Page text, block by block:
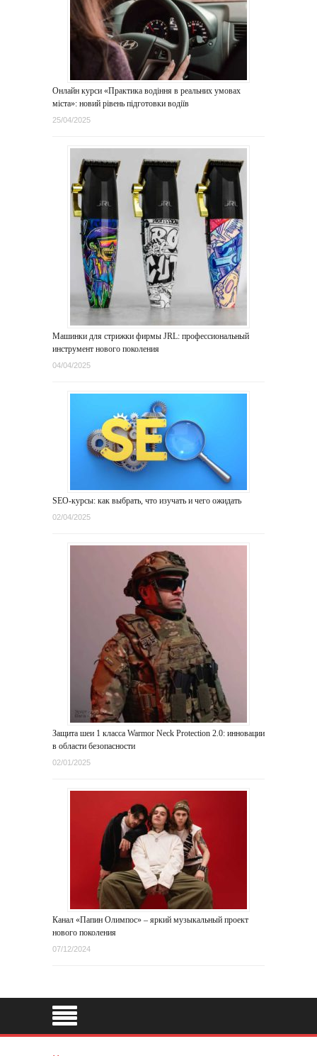
Онлайн курси «Практика водіння в реальних умовах
міста»: новий рівень підготовки водіїв
25/04/2025
Машинки для стрижки фирмы JRL: профессиональный
инструмент нового поколения
04/04/2025
SEO-курсы: как выбрать, что изучать и чего ожидать
02/04/2025
Защита шеи 1 класса Warmor Neck Protection 2.0: инновации
в области безопасности
02/01/2025
Канал «Папин Олимпос» – яркий музыкальный проект
нового поколения
07/12/2024